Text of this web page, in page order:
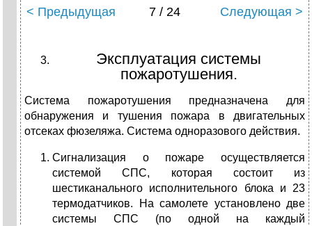
< Предыдущая 7 / 24 Следующая >
Эксплуатация системы
пожаротушения.
Система пожаротушения предназначена для
обнаружения и тушения пожара в двигательных
отсеках фюзеляжа. Система одноразового действия.
Сигнализация о пожаре осуществляется
системой СПС, которая состоит из
шестиканального исполнительного блока и 23
термодатчиков. На самолете установлено две
системы СПС (по одной на каждый